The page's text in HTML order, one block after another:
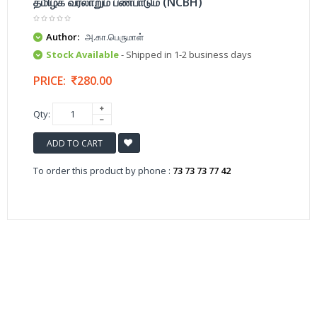
Author: அ.கா.பெருமாள்
Stock Available- Shipped in 1-2 business days
PRICE: 280.00
Qty:
ADD TO CART
To order this product by phone : 73 73 73 77 42